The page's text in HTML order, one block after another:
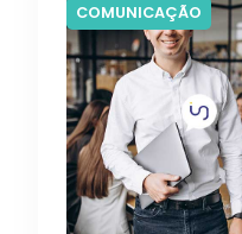
COMUNICAÇÃO